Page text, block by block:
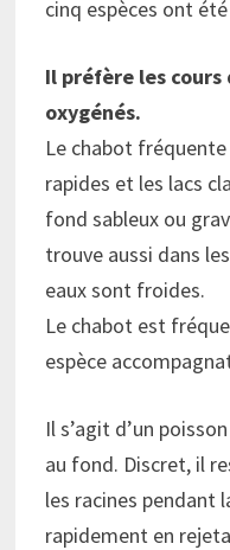
cinq espèces ont
Il préfère les cours
oxygénés.
Le chabot
rapides et les lacs
fond sableux ou
trouve aussi dans
eaux sont froides.
Le chabot est
espèce
Il s’agit d’un
au fond. Discret, il
les racines pendant
rapidement en